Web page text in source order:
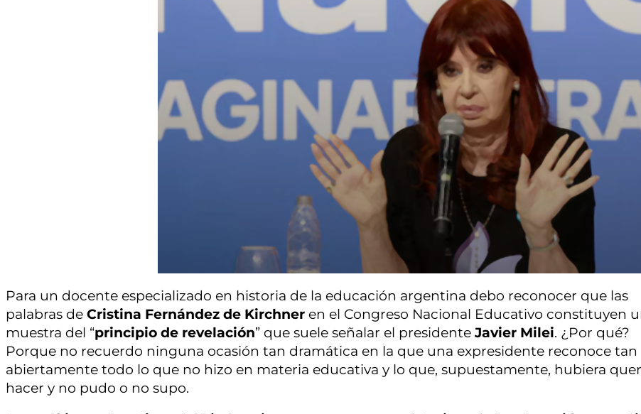
Para un docente especializado en historia de la educación argentina debo reconocer que las
palabras de Cristina Fernández de Kirchner en el Congreso Nacional Educativo constituyen
muestra del “principio de revelación” que suele señalar el presidenteJavier Milei. ¿Por qué?
Porque no recuerdo ninguna ocasión tan dramática en la que una expresidente reconoce tan
abiertamente todo lo que no hizo en materia educativa y lo que, supuestamente, hubiera
hacer y no pudo o no supo.